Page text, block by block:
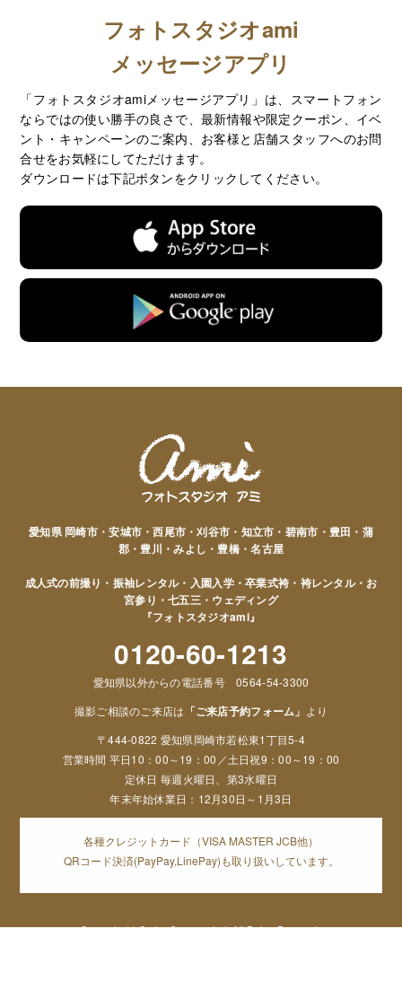
フォトスタジオami
メッセージアプリ
「フォトスタジオamiメッセージアプリ」は、スマートフォン
ならではの使い勝手の良さで、最新情報や限定クーポン、イベ
ント・キャンペーンのご案内、お客様と店舗スタッフへのお問
合せをお気軽にしてただけます。
ダウンロードは下記ボタンをクリックしてください。
愛知県 岡崎市・安城市・西尾市・刈谷市・知立市・碧南市・豊田・蒲
郡・豊川・みよし・豊橋・名古屋
成人式の前撮り・振袖レンタル・入園入学・卒業式袴・袴レンタル・お
宮参り・七五三・ウェディング
『フォトスタジオami』
0120-60-1213
愛知県以外からの電話番号 0564-54-3300
撮影ご相談のご来店は 「ご来店予約フォーム」 より
〒444-0822 愛知県岡崎市若松東1丁目5-4
営業時間 平日10：00～19：00／土日祝9：00～19：00
定休日 毎週火曜日、第3水曜日
年末年始休業日：12月30日～1月3日
各種クレジットカード（VISA MASTER JCB他）
QRコード決済(PayPay,LinePay)も取り扱いしています。
Copyright (c) Orphe Group.co,Ltd. All Rights Reserved,